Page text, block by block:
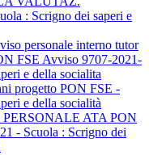
: Scrigno dei saperi e
personale interno tutor
FSE Avviso 9707-2021-
e della socialita
progetto PON FSE -
e della socialità
ATA PON
- Scuola : Scrigno dei